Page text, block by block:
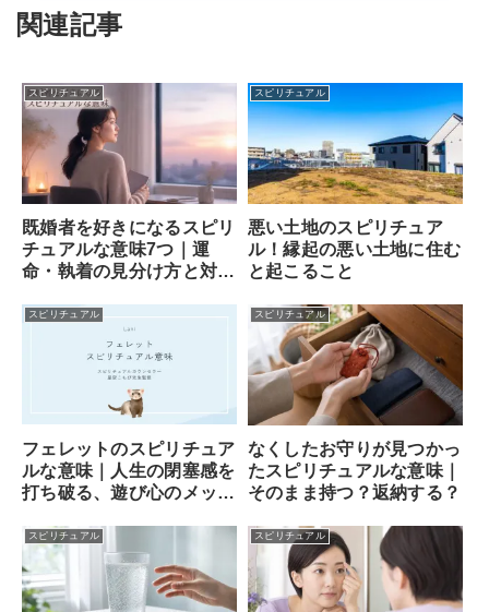
関連記事
スピリチュアル
既婚者を好きになるスピリ
チュアルな意味7つ｜運
命・執着の見分け方と対処
スピリチュアル
悪い土地のスピリチュア
ル！縁起の悪い土地に住む
と起こること
スピリチュアル
フェレットのスピリチュア
ルな意味｜人生の閉塞感を
打ち破る、遊び心のメッセ
スピリチュアル
なくしたお守りが見つかっ
たスピリチュアルな意味｜
そのまま持つ？返納する？
スピリチュアル スピリチュアル